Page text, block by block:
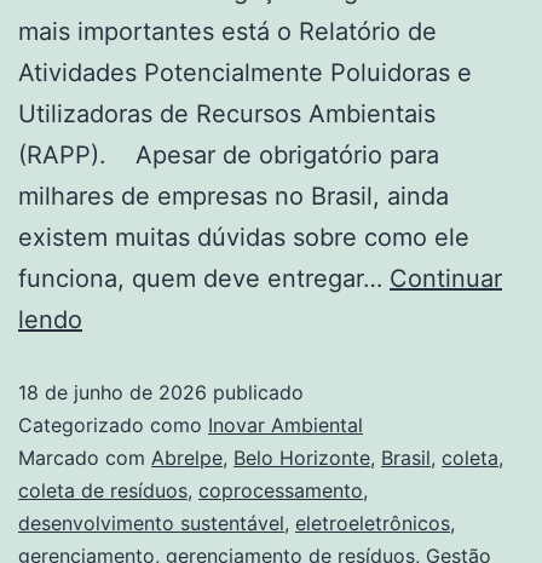
mais importantes está o Relatório de
Atividades Potencialmente Poluidoras e
Utilizadoras de Recursos Ambientais
(RAPP). Apesar de obrigatório para
milhares de empresas no Brasil, ainda
existem muitas dúvidas sobre como ele
funciona, quem deve entregar… Continuar
lendo
18 de junho de 2026 publicado
Categorizado como Inovar Ambiental
Marcado com Abrelpe, Belo Horizonte, Brasil, coleta,
coleta de resíduos, coprocessamento,
desenvolvimento sustentável, eletroeletrônicos,
gerenciamento, gerenciamento de resíduos, Gestão